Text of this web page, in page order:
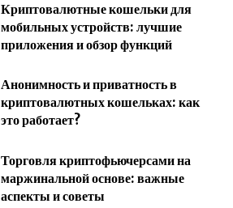
Криптовалютные кошельки для
мобильных устройств: лучшие
приложения и обзор функций
Анонимность и приватность в
криптовалютных кошельках: как
это работает?
Торговля криптофьючерсами на
маржинальной основе: важные
аспекты и советы